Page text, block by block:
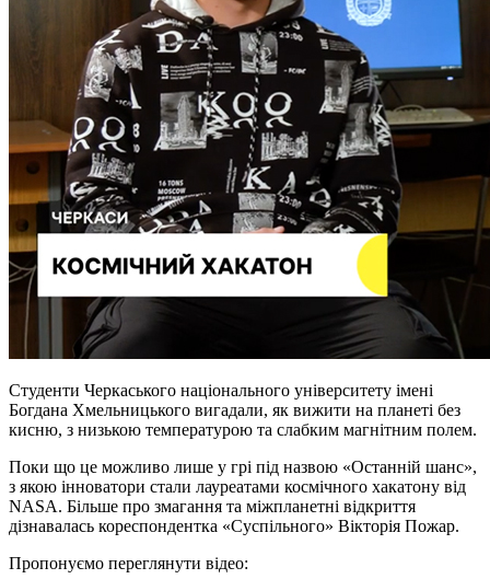
Студенти Черкаського національного університету імені
Богдана Хмельницького вигадали, як вижити на планеті без
кисню, з низькою температурою та слабким магнітним полем.
Поки що це можливо лише у грі під назвою «Останній шанс»,
з якою інноватори стали лауреатами космічного хакатону від
NASA. Більше про змагання та міжпланетні відкриття
дізнавалась кореспондентка «Суспільного» Вікторія Пожар.
Пропонуємо переглянути відео: